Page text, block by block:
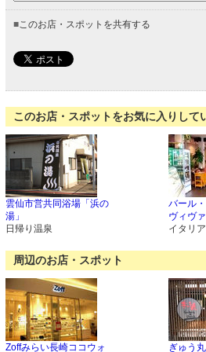
■このお店・スポットを共有する
このお店・スポットをお気に入りして
雲仙市営共同浴場「浜の
湯」
日帰り温泉
バール
ヴィヴ
イタリ
周辺のお店・スポット
Zoffみらい長崎ココウォ ぎゅう